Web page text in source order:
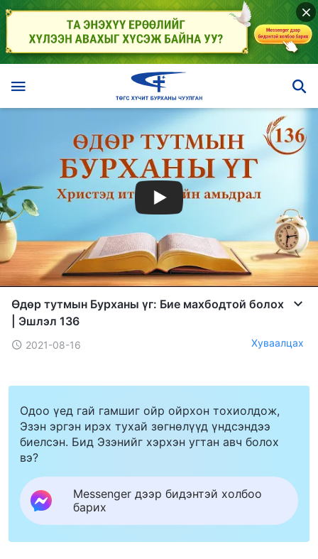
Өдөр тутмын Бурханы үг: Бие махбодтой болох
| Эшлэл 136
2021-08-16 Хуваалцах
Одоо үед гай гамшиг ойр ойрхон тохиолдож,
Эзэн эргэн ирэх тухай зөгнөлүүд үндсэндээ
биелсэн. Бид Эзэнийг хэрхэн угтан авч болох
вэ?
Messenger дээр бидэнтэй холбоо
барих